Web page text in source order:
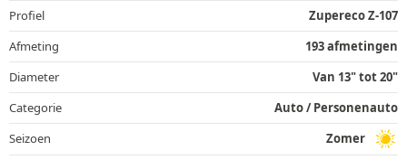
Profiel
Zupereco Z-107
Afmeting
193 afmetingen
Diameter
Van 13" tot 20"
Categorie
Auto / Personenauto
Seizoen
Zomer